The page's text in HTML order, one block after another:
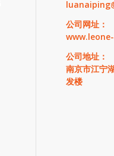
公司网址：
公司地址：
南京市江宁
发楼